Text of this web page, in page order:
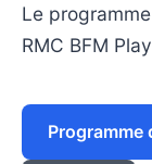
Le
RMC BFM
Programme